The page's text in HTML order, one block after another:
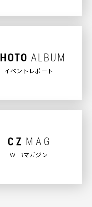
イベントレポート
WEBマガジン